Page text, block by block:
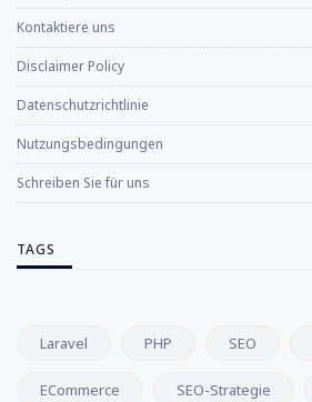
Kontaktiere uns
Disclaimer Policy
Datenschutzrichtlinie
Nutzungsbedingungen
Schreiben Sie für uns
TAGS
Laravel PHP SEO
ECommerce SEO-Strategie